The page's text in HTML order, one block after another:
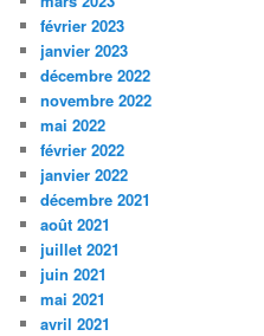
février 2023
janvier 2023
décembre 2022
novembre 2022
mai 2022
février 2022
janvier 2022
décembre 2021
août 2021
juillet 2021
juin 2021
mai 2021
avril 2021